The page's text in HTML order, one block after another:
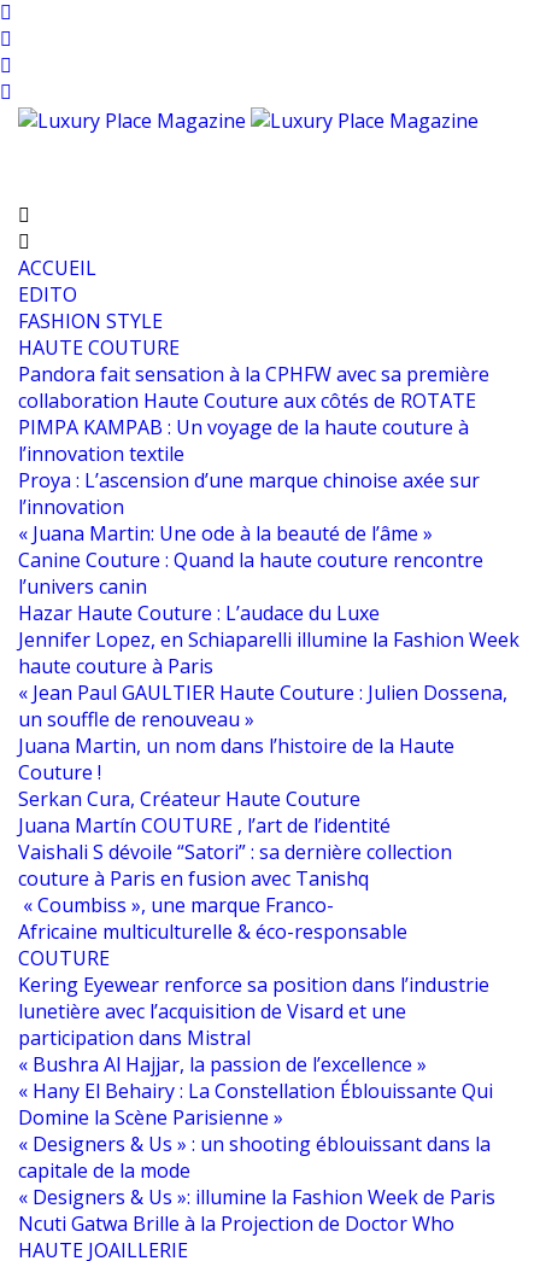
ACCUEIL
EDITO
FASHION STYLE
HAUTE COUTURE
Pandora fait sensation à la CPHFW avec sa première
collaboration Haute Couture aux côtés de ROTATE
PIMPA KAMPAB : Un voyage de la haute couture à
l’innovation textile
Proya : L’ascension d’une marque chinoise axée sur
l’innovation
« Juana Martin: Une ode à la beauté de l’âme »
Canine Couture : Quand la haute couture rencontre
l’univers canin
Hazar Haute Couture : L’audace du Luxe
Jennifer Lopez, en Schiaparelli illumine la Fashion Week
haute couture à Paris
« Jean Paul GAULTIER Haute Couture : Julien Dossena,
un souffle de renouveau »
Juana Martin, un nom dans l’histoire de la Haute
Couture !
Serkan Cura, Créateur Haute Couture
Juana Martín COUTURE , l’art de l’identité
Vaishali S dévoile “Satori” : sa dernière collection
couture à Paris en fusion avec Tanishq
« Coumbiss », une marque Franco-
Africaine multiculturelle & éco-responsable
COUTURE
Kering Eyewear renforce sa position dans l’industrie
lunetière avec l’acquisition de Visard et une
participation dans Mistral
« Bushra Al Hajjar, la passion de l’excellence »
« Hany El Behairy : La Constellation Éblouissante Qui
Domine la Scène Parisienne »
« Designers & Us » : un shooting éblouissant dans la
capitale de la mode
« Designers & Us »: illumine la Fashion Week de Paris
Ncuti Gatwa Brille à la Projection de Doctor Who
HAUTE JOAILLERIE